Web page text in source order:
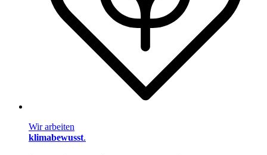
Wir arbeiten
klimabewusst.